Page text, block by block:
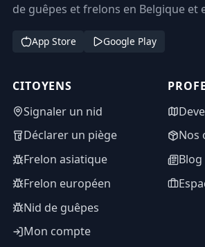
de guêpes et frelons en Belgique et
App Store Google Play
CITOYENS
Signaler un nid
Déclarer un piège
Frelon asiatique
Frelon européen
Nid de guêpes
Mon compte
Nos
Blog